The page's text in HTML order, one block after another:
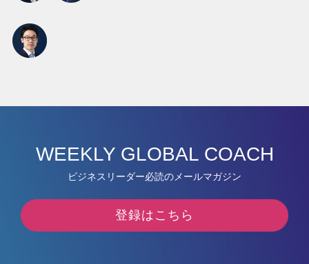
WEEKLY GLOBAL COACH
ビジネスリーダー必読のメールマガジン
登録はこちら